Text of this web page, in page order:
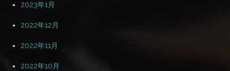
2023年1月
2022年12月
2022年11月
2022年10月